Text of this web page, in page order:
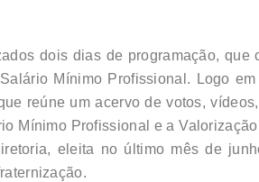
dois dias de programação, que
Mínimo Profissional. Logo
reúne um acervo de votos,
Mínimo Profissional e a
eleita no último mês de